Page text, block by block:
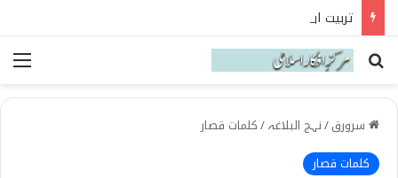
تربیت اولاد کے بنیادی اصول نہج البلاغہ کی روشنی میں
Search for
سرورق/نہج البلاغہ/کلمات قصار
کلمات قصار